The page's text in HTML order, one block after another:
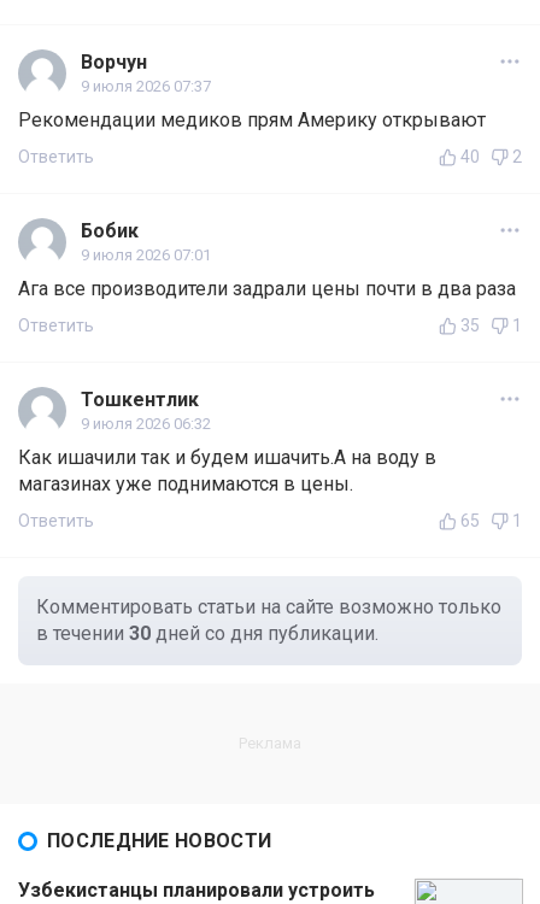
Ворчун
9 июля 2026 07:37
Рекомендации медиков прям Америку открывают
Ответить 40 2
Бобик
9 июля 2026 07:01
Ага все производители задрали цены почти в два раза
Ответить 35 1
Тошкентлик
9 июля 2026 06:32
Как ишачили так и будем ишачить.А на воду в
магазинах уже поднимаются в цены.
Ответить 65 1
Комментировать статьи на сайте возможно только
в течении 30 дней со дня публикации.
ПОСЛЕДНИЕ НОВОСТИ
Узбекистанцы планировали устроить